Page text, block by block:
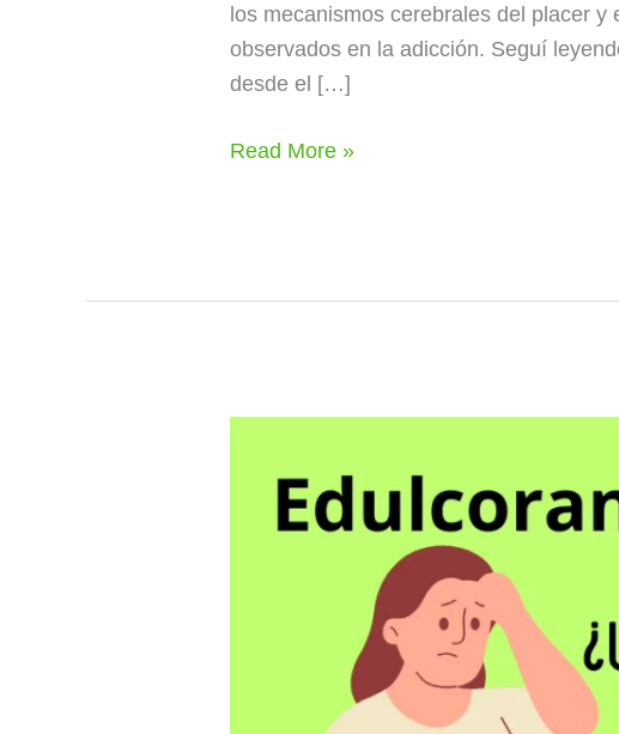
los mecanismos cerebrales del placer
observados en la adicción. Seguí
desde el […]
Read More »
metabolismo:
¿una